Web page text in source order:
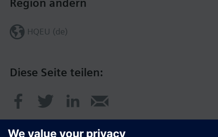
Diese Seite teilen:
Region ändern
HQEU (de)